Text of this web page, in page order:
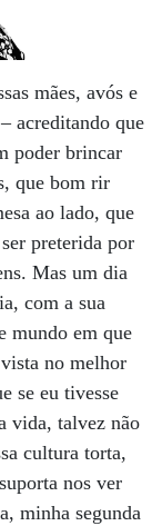
mães, avós e
acreditando que
poder brincar
que bom rir
ao lado, que
preterida por
Mas um dia
com a sua
mundo em que
no melhor
se eu tivesse
vida, talvez não
cultura torta,
nos ver
minha segunda